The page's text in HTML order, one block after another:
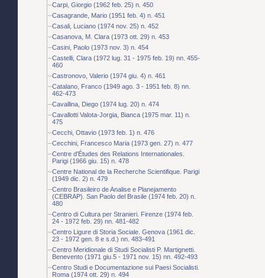
Carpi, Giorgio (1962 feb. 25) n. 450
Casagrande, Mario (1951 feb. 4) n. 451
Casali, Luciano (1974 nov. 25) n. 452
Casanova, M. Clara (1973 ott. 29) n. 453
Casini, Paolo (1973 nov. 3) n. 454
Castelli, Clara (1972 lug. 31 - 1975 feb. 19) nn. 455-
460
Castronovo, Valerio (1974 giu. 4) n. 461
Catalano, Franco (1949 ago. 3 - 1951 feb. 8) nn.
462-473
Cavallina, Diego (1974 lug. 20) n. 474
Cavallotti Valota-Jorgia, Bianca (1975 mar. 11) n.
475
Cecchi, Ottavio (1973 feb. 1) n. 476
Cecchini, Francesco Maria (1973 gen. 27) n. 477
Centre d'Études des Relations Internationales.
Parigi (1966 giu. 15) n. 478
Centre National de la Recherche Scientifique. Parigi
(1949 dic. 2) n. 479
Centro Brasileiro de Analise e Planejamento
(CEBRAP). San Paolo del Brasile (1974 feb. 20) n.
480
Centro di Cultura per Stranieri. Firenze (1974 feb.
24 - 1972 feb. 29) nn. 481-482
Centro Ligure di Storia Sociale. Genova (1961 dic.
23 - 1972 gen. 8 e s.d.) nn. 483-491
Centro Meridionale di Studi Socialisti P. Martignetti.
Benevento (1971 giu.5 - 1971 nov. 15) nn. 492-493
Centro Studi e Documentazione sui Paesi Socialisti.
Roma (1974 ott. 29) n. 494